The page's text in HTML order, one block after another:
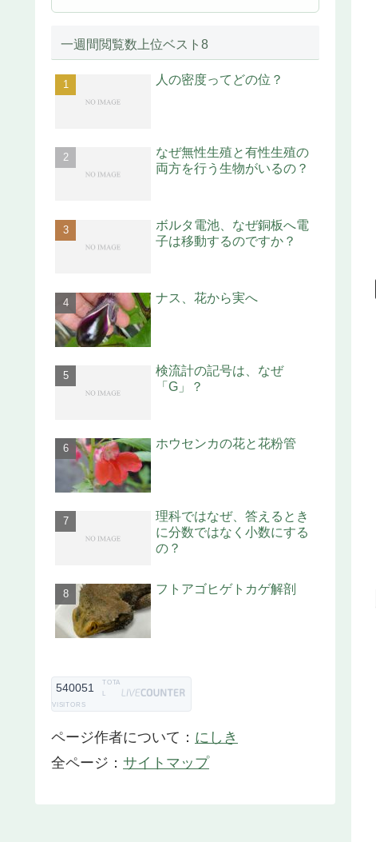
一週間閲覧数上位ベスト8
人の密度ってどの位？
なぜ無性生殖と有性生殖の
両方を行う生物がいるの？
ボルタ電池、なぜ銅板へ電
子は移動するのですか？
ナス、花から実へ
検流計の記号は、なぜ
「G」？
ホウセンカの花と花粉管
理科ではなぜ、答えるとき
に分数ではなく小数にする
の？
フトアゴヒゲトカゲ解剖
540051
TOTA
L
VISITORS
ページ作者について： にしき
全ページ： サイトマップ